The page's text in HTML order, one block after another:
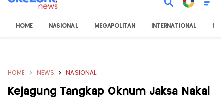
HOME NASIONAL MEGAPOLITAN INTERNATIONAL
HOME NEWS NASIONAL
Kejagung Tangkap Oknum Jaksa Nakal